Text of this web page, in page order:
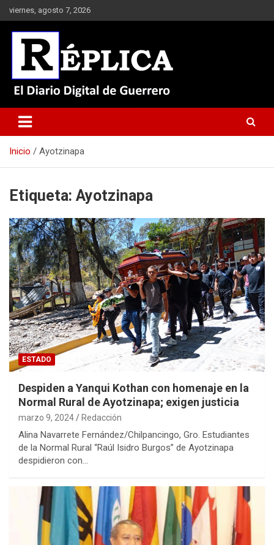
Saltar
al
contenido
viernes, agosto 7, 2026
Réplica
Inicio Ayotzinapa
Etiqueta: Ayotzinapa
ESTADO
Despiden a Yanqui Kothan con homenaje en la
Normal Rural de Ayotzinapa; exigen justicia
marzo 9, 2024 Redacción
Alina Navarrete Fernández/Chilpancingo, Gro. Estudiantes
de la Normal Rural “Raúl Isidro Burgos” de Ayotzinapa
despidieron con…